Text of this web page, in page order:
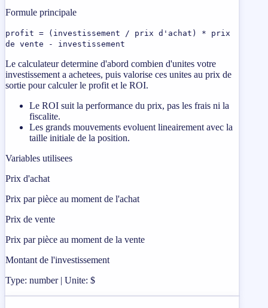
Formule principale
profit = (investissement / prix d'achat) * prix
de vente - investissement
Le calculateur determine d'abord combien d'unites votre
investissement a achetees, puis valorise ces unites au prix de
sortie pour calculer le profit et le ROI.
Le ROI suit la performance du prix, pas les frais ni la
fiscalite.
Les grands mouvements evoluent lineairement avec la
taille initiale de la position.
Variables utilisees
Prix ​​d'achat
Prix ​​par pièce au moment de l'achat
Prix ​​de vente
Prix ​​par pièce au moment de la vente
Montant de l'investissement
Type: number | Unite: $